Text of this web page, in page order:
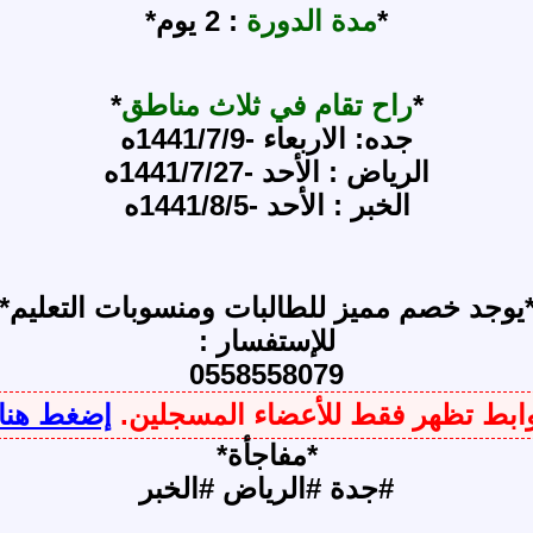
*مدة الدورة : 2 يوم*
*راح تقام في ثلاث مناطق*
جده: الاربعاء -1441/7/9ه
الرياض : الأحد -1441/7/27ه
الخبر : الأحد -1441/8/5ه
خصم مميز للطالبات ومنسوبات التعليم*
للإستفسار :
0558558079
تظهر فقط للأعضاء المسجلين. إضغط
*مفاجأة*
#جدة #الرياض #الخبر